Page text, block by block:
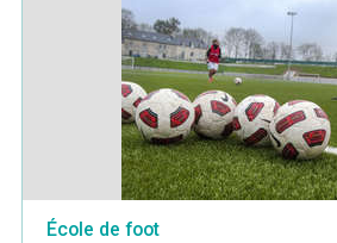
École de foot